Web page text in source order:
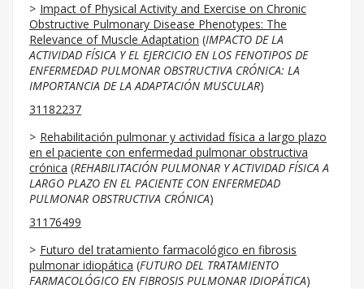
Impact of Physical Activity and Exercise on Chronic
Obstructive Pulmonary Disease Phenotypes: The
Relevance of Muscle Adaptation (IMPACTO DE LA
ACTIVIDAD FÍSICA Y EL EJERCICIO EN LOS FENOTIPOS DE
ENFERMEDAD PULMONAR OBSTRUCTIVA CRÓNICA: LA
IMPORTANCIA DE LA ADAPTACIÓN MUSCULAR)
31182237
Rehabilitación pulmonar y actividad física a largo plazo
en el paciente con enfermedad pulmonar obstructiva
crónica (REHABILITACIÓN PULMONAR Y ACTIVIDAD FÍSICA A
LARGO PLAZO EN EL PACIENTE CON ENFERMEDAD
PULMONAR OBSTRUCTIVA CRÓNICA)
31176499
Futuro del tratamiento farmacológico en fibrosis
pulmonar idiopática (FUTURO DEL TRATAMIENTO
FARMACOLÓGICO EN FIBROSIS PULMONAR IDIOPÁTICA)